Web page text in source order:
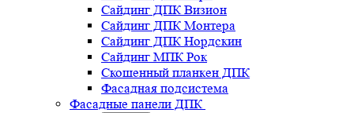
Сайдинг ДПК Визион
Сайдинг ДПК Монтера
Сайдинг ДПК Нордскин
Сайдинг МПК Рок
Скошенный планкен ДПК
Фасадная подсистема
Фасадные панели ДПК